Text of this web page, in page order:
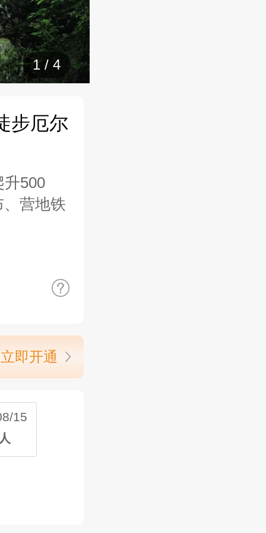
1/ 4
步厄尔
升500
营地铁
立即开通
15